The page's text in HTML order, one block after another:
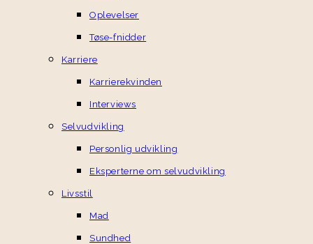
Oplevelser
Tøse-fnidder
Karriere
Karrierekvinden
Interviews
Selvudvikling
Personlig udvikling
Eksperterne om selvudvikling
Livsstil
Mad
Sundhed